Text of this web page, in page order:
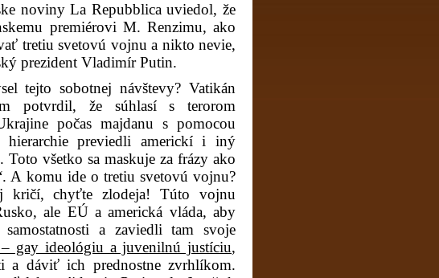
noviny La Repubblicauviedol, že
premiérovi M. Renzimu, ako
tretiu svetovú vojnu a nikto nevie,
prezident Vladimír Putin.
tejto sobotnej návštevy? Vatikán
potvrdil, že súhlasí s terorom
počas majdanu s pomocou
hierarchie previedli americkí i iný
Toto všetko sa maskuje za frázy ako
A komu ide o tretiu svetovú vojnu?
kričí, chyťte zlodeja! Túto vojnu
ale EÚ a americká vláda, aby
a zaviedli tam svoje
– gay ideológiu a juvenilnú justíciu,
a dáviť ich prednostne zvrhlíkom.